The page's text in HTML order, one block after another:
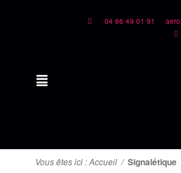
04 66 49 01 91
Vous êtes ici :Accueil / Signalétique